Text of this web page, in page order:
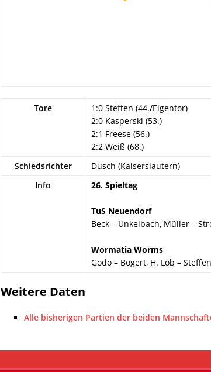
Tore
1:0 Steffen (44./Eigentor)
2:0 Kasperski (53.)
2:1 Freese (56.)
2:2 Weiß (68.)
Schiedsrichter
Dusch (Kaiserslautern)
Info
26. Spieltag
TuS Neuendorf
Beck – Unkelbach, Müller –
Wormatia Worms
Godo – Bogert, H. Löb –
Weitere Daten
Alle bisherigen Partien der beiden